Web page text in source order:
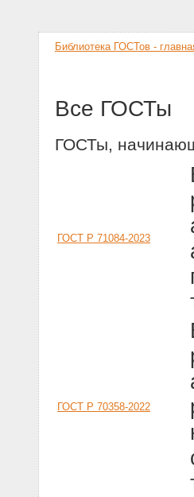
Библиотека ГОСТов -
Все ГОСТы
ГОСТы,
ГОСТ Р 71084-2023
ГОСТ Р 70358-2022